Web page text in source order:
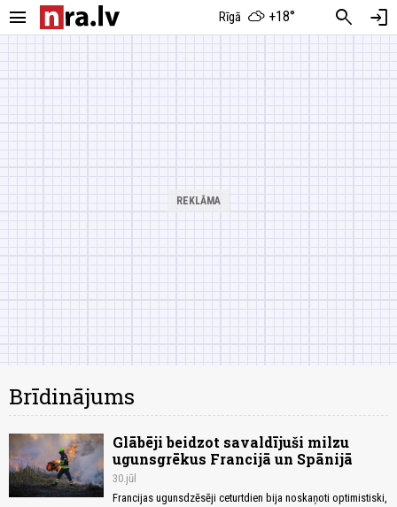
menu Rīgā +18° search login
Brīdinājums
Glābēji beidzot savaldījuši milzu
ugunsgrēkus Francijā un Spānijā
30.jūl
Francijas ugunsdzēsēji ceturtdien bija noskaņoti optimistiski,